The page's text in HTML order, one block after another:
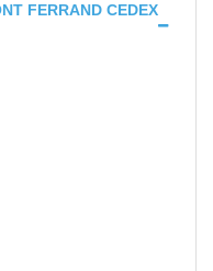
FERRAND CEDEX